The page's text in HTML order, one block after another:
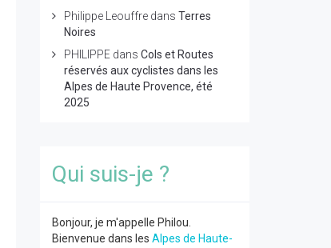
Philippe Leouffredans Terres
Noires
PHILIPPEdans Cols et Routes
réservés aux cyclistes dans les
Alpes de Haute Provence, été
2025
Qui suis-je ?
Bonjour, je m'appelle Philou.
Bienvenue dans les Alpes de Haute-